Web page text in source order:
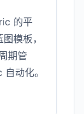
的平
模板，
期管
动化。